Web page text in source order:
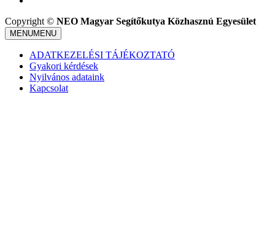
Copyright © NEO Magyar Segítőkutya Közhasznú Egyesület
MENUMENU
ADATKEZELÉSI TÁJÉKOZTATÓ
Gyakori kérdések
Nyilvános adataink
Kapcsolat